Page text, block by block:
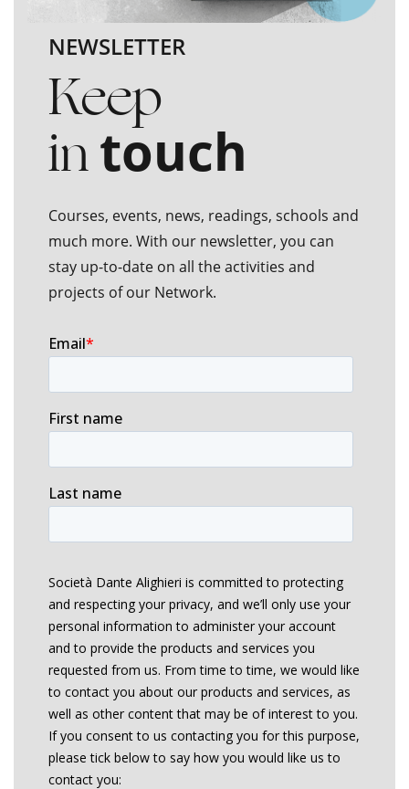
NEWSLETTER
Keep
intouch
Courses, events, news, readings, schools and
much more. With our newsletter, you can
stay up-to-date on all the activities and
projects of our Network.